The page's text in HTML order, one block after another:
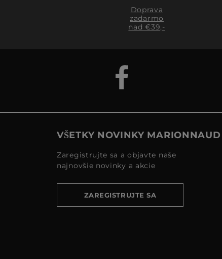
Doprava
zadarmo
nad €39,-
VŠETKY NOVINKY MARIONNAUD
Zaregistrujte sa a objavte naše
najnovšie novinky a akcie
ZAREGISTRUJTE SA